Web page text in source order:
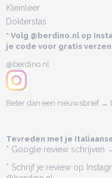
Kleinleer
Dokterstas
* Volg @berdino.nl op
je code voor gratis
@berdino.nl
Beter dan een nieuwsbrief →
Tevreden met je
* Google review schrijven
* Schrijf je review op